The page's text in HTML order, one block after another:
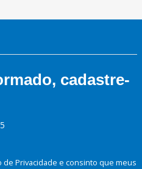
cadastre-
Privacidade e consinto que meus